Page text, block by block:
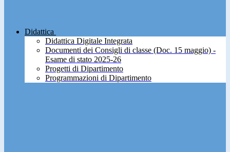
Didattica
Didattica Digitale Integrata
Documenti dei Consigli di classe (Doc. 15 maggio) -
Esame di stato 2025-26
Progetti di Dipartimento
Programmazioni di Dipartimento